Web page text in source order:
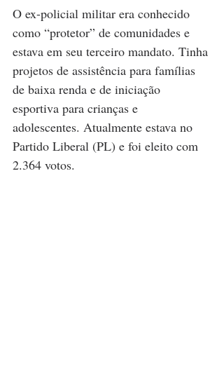
O ex-policial militar era conhecido
como “protetor” de comunidades e
estava em seu terceiro mandato. Tinha
projetos de assistência para famílias
de baixa renda e de iniciação
esportiva para crianças e
adolescentes. Atualmente estava no
Partido Liberal (PL) e foi eleito com
2.364 votos.